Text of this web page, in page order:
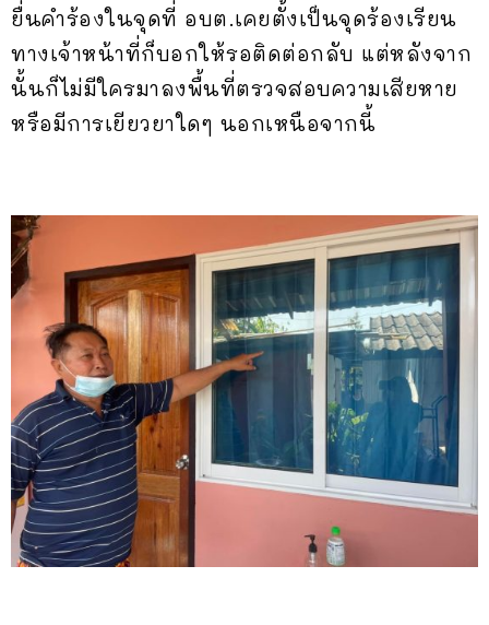
ยื่นคำร้องในจุดที่ อบต.เคยตั้งเป็นจุดร้องเรียน
ทางเจ้าหน้าที่ก็บอกให้รอติดต่อกลับ แต่หลังจาก
นั้นก็ไม่มีใครมาลงพื้นที่ตรวจสอบความเสียหาย
หรือมีการเยียวยาใดๆ นอกเหนือจากนี้